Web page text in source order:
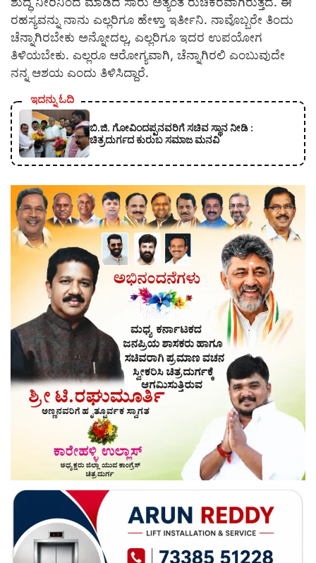
ರಹಸ್ಯವನ್ನು ನಾನು ಎಲ್ಲರಿಗೂ ಹೇಳ್ತಾ ಇರ್ತೀನಿ. ನಾವೊಬ್ಬರೇ ತಿಂದು
ಚೆನ್ನಾಗಿರಬೇಕು ಅನ್ನೋದಲ್ಲ, ಎಲ್ಲರಿಗೂ ಇದರ ಉಪಯೋಗ
ತಿಳಿಯಬೇಕು. ಎಲ್ಲರೂ ಆರೋಗ್ಯವಾಗಿ, ಚೆನ್ನಾಗಿರಲಿ ಎಂಬುವುದೇ
ನನ್ನ ಆಶಯ ಎಂದು ತಿಳಿಸಿದ್ದಾರೆ.
ಇದನ್ನು ಓದಿ
ಬಿ.ಜಿ. ಗೋವಿಂದಪ್ಪನವರಿಗೆ ಸಚಿವ ಸ್ಥಾನ ನೀಡಿ :
ಚಿತ್ರದುರ್ಗದ ಕುರುಬ ಸಮಾಜ ಮನವಿ